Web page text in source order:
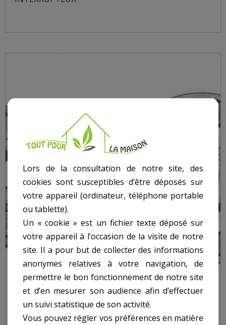
Lors de la consultation de notre site, des
cookies sont susceptibles d’être déposés sur
votre appareil (ordinateur, téléphone portable
ou tablette).
Un « cookie » est un fichier texte déposé sur
votre appareil à l’occasion de la visite de notre
site. Il a pour but de collecter des informations
anonymes relatives à votre navigation, de
permettre le bon fonctionnement de notre site
et d’en mesurer son audience afin d’effectuer
un suivi statistique de son activité.
Vous pouvez régler vos préférences en matière